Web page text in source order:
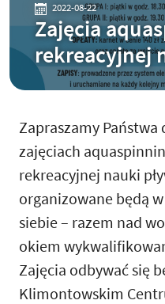
2022-08-22
Zajęcia
rekreacyjnej
Zapraszamy Państwa
zajęciach
rekreacyjnej nauki
organizowane będą
siebie – razem nad
okiem
Zajęcia odbywać się
Klimontowskim